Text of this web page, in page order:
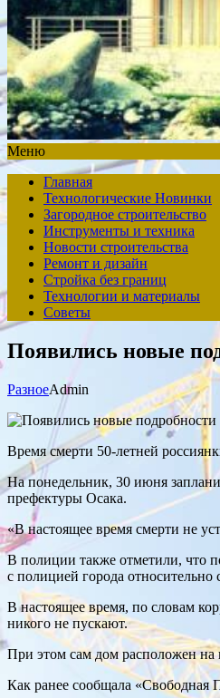
Меню
Главная
Технологические Новинки
Загородное строительство
Инструменты и техника
Новости строительства
Ремонт и дизайн
Стройка без границ
Технологии и материалы
Советы
Появились новые
РазноеAdmin
Время смерти 50-летней
На понедельник, 30 июня
префектуры Осака.
«В настоящее время смерти не
В полиции также отметили, что
с полицией города относительно
В настоящее время, по словам
никого не пускают.
При этом сам дом расположен на
Как ранее сообщала «Свободная